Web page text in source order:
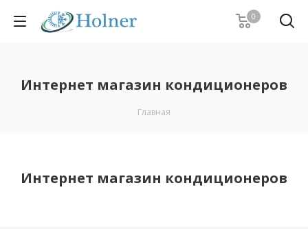
0
Интернет магазин кондиционеров
Главная
Интернет магазин кондиционеров